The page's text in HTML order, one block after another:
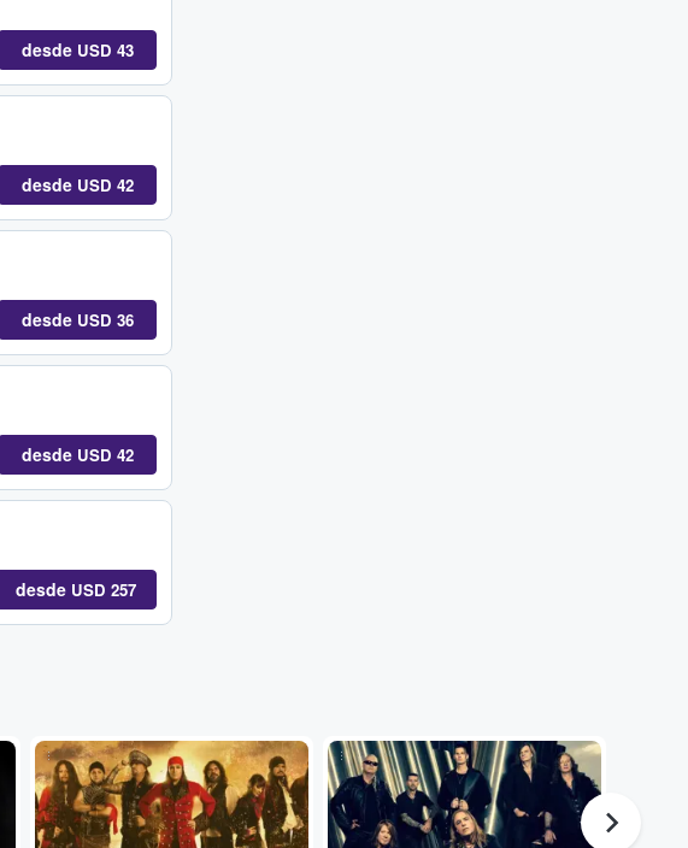
desde USD 43
desde USD 42
desde USD 36
desde USD 42
desde USD 257
... ...